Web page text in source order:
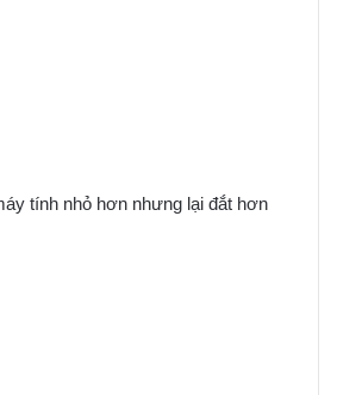
tính nhỏ hơn nhưng lại đắt hơn